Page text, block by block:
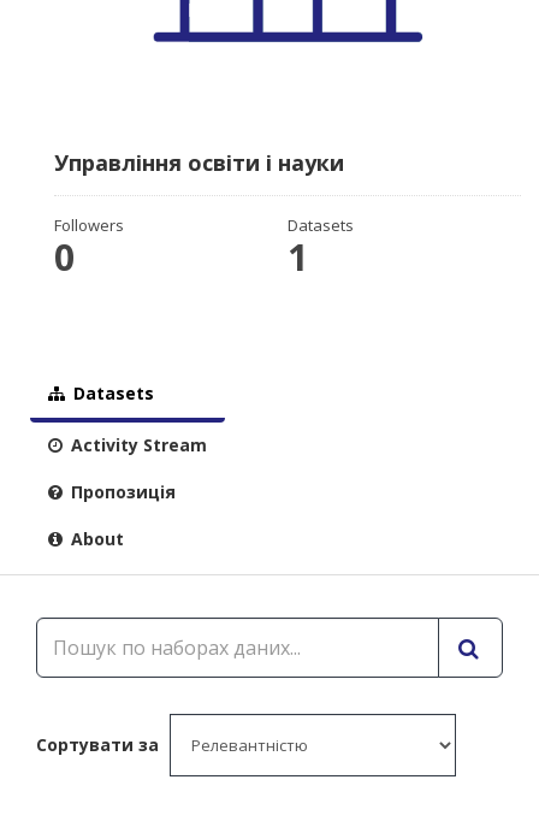
Управління освіти і науки
Followers
0
Datasets
1
Datasets
Activity Stream
Пропозиція
About
Сортувати за